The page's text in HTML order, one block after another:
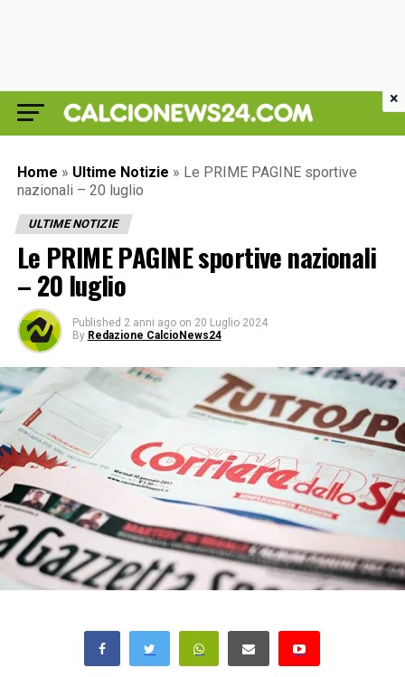
Home » Ultime Notizie » Le PRIME PAGINE sportive
nazionali – 20 luglio
ULTIME NOTIZIE
Le PRIME PAGINE sportive nazionali
– 20 luglio
Published 2 anni ago on 20 Luglio 2024
By Redazione CalcioNews24
×